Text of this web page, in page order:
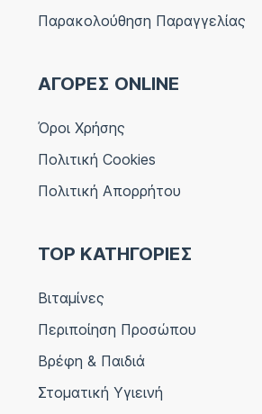
Παρακολούθηση Παραγγελίας
ΑΓΟΡΕΣ ONLINE
Όροι Χρήσης
Πολιτική Cookies
Πολιτική Απορρήτου
TOP ΚΑΤΗΓΟΡΙΕΣ
Βιταμίνες
Περιποίηση Προσώπου
Βρέφη & Παιδιά
Στοματική Υγιεινή